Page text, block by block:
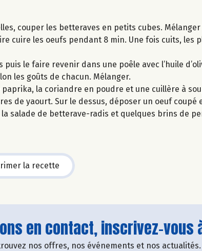
couper les betteraves en petits cubes.
cuire les oeufs pendant 8 min. Une fois cuits,
le faire revenir dans une poêle avec l’huile
les goûts de chacun. Mélanger.
la coriandre en poudre et une cuillère à
de yaourt. Sur le dessus, déposer un oeuf coupé
salade de betterave-radis et quelques brins de
la recette
en contact, inscrivez-vous
nos offres, nos événements et nos actualités.